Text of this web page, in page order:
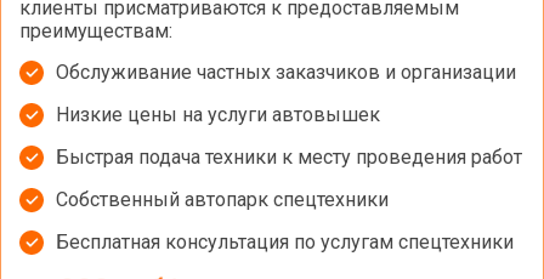
клиенты присматриваются к предоставляемым
преимуществам:
Обслуживание частных заказчиков и организации
Низкие цены на услуги автовышек
Быстрая подача техники к месту проведения работ
Собственный автопарк спецтехники
Бесплатная консультация по услугам спецтехники